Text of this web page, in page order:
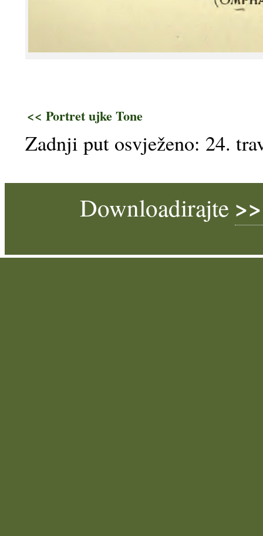
<< Portret ujke Tone
Zadnji put osvježeno: 24.
Downloadirajte